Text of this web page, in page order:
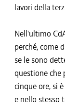
lavori della
Nell'ultimo
perché, come
se le sono
questione che
cinque ore, si
e nello stesso